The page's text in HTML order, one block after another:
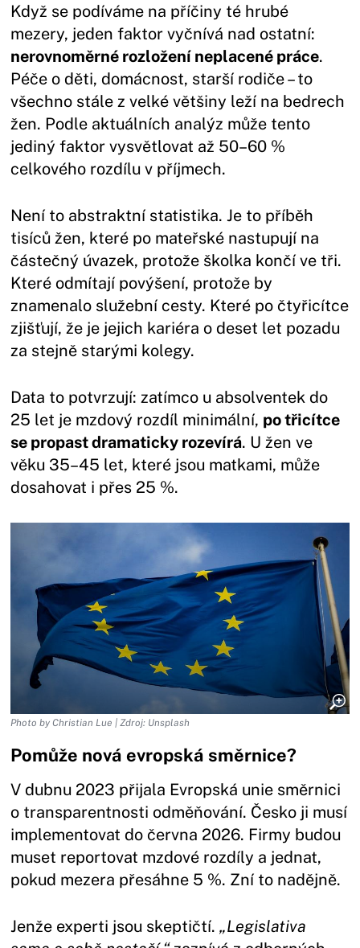
Když se podíváme na příčiny té hrubé
mezery, jeden faktor vyčnívá nad ostatní:
nerovnoměrné rozložení neplacené práce.
Péče o děti, domácnost, starší rodiče – to
všechno stále z velké většiny leží na bedrech
žen. Podle aktuálních analýz může tento
jediný faktor vysvětlovat až 50–60 %
celkového rozdílu v příjmech.
Není to abstraktní statistika. Je to příběh
tisíců žen, které po mateřské nastupují na
částečný úvazek, protože školka končí ve tři.
Které odmítají povýšení, protože by
znamenalo služební cesty. Které po čtyřicítce
zjišťují, že je jejich kariéra o deset let pozadu
za stejně starými kolegy.
Data to potvrzují: zatímco u absolventek do
25 let je mzdový rozdíl minimální, po třicítce
se propast dramaticky rozevírá. U žen ve
věku 35–45 let, které jsou matkami, může
dosahovat i přes 25 %.
Photo by Christian Lue | Zdroj: Unsplash
Pomůže nová evropská směrnice?
V dubnu 2023 přijala Evropská unie směrnici
o transparentnosti odměňování. Česko ji musí
implementovat do června 2026. Firmy budou
muset reportovat mzdové rozdíly a jednat,
pokud mezera přesáhne 5 %. Zní to nadějně.
Jenže experti jsou skeptičtí.„Legislativa